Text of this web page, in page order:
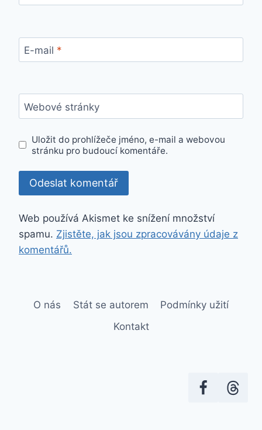
E-mail *
Webové stránky
Uložit do prohlížeče jméno, e-mail a webovou
stránku pro budoucí komentáře.
Web používá Akismet ke snížení množství
spamu. Zjistěte, jak jsou zpracovávány údaje z
komentářů.
O nás Stát se autorem
Podmínky užití
Kontakt